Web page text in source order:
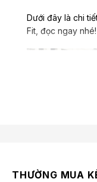
Dưới đây là chi
Fit, đọc ngay nhé!
THƯỜNG MUA